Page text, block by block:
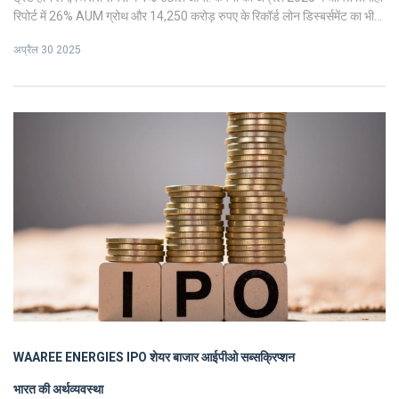
रिपोर्ट में 26% AUM ग्रोथ और 14,250 करोड़ रुपए के रिकॉर्ड लोन डिस्बर्समेंट का भी
अप्रैल 30 2025
WAAREE ENERGIES IPOशेयर बाजारआईपीओ सब्सक्रिप्शन
भारत की अर्थव्यवस्था